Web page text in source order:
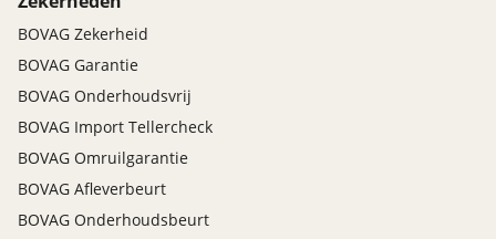
BOVAG Zekerheid
BOVAG Garantie
BOVAG Onderhoudsvrij
BOVAG Import Tellercheck
BOVAG Omruilgarantie
BOVAG Afleverbeurt
BOVAG Onderhoudsbeurt